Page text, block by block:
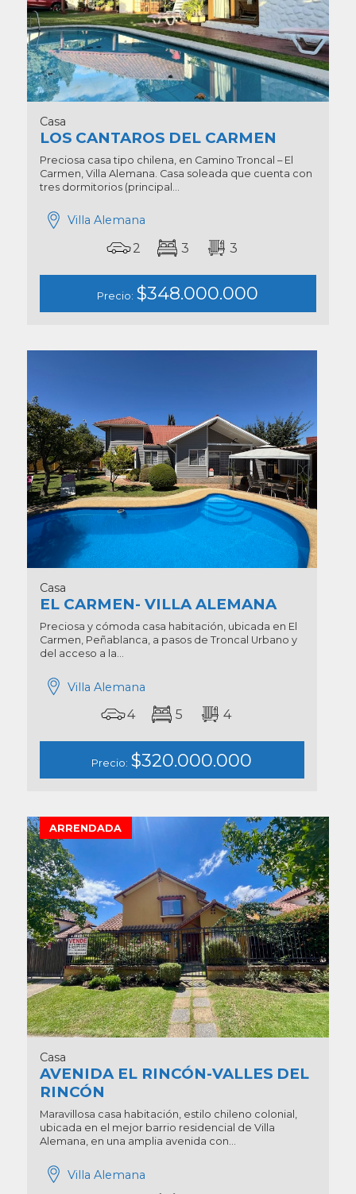
Casa
LOS CANTAROS DEL CARMEN
Preciosa casa tipo chilena, en Camino Troncal – El
Carmen, Villa Alemana. Casa soleada que cuenta con
tres dormitorios (principal...
Villa Alemana
2 3 3
Precio: $348.000.000
Casa
EL CARMEN- VILLA ALEMANA
Preciosa y cómoda casa habitación, ubicada en El
Carmen, Peñablanca, a pasos de Troncal Urbano y
del acceso a la...
Villa Alemana
4 5 4
Precio: $320.000.000
ARRENDADA
Casa
AVENIDA EL RINCÓN-VALLES DEL
RINCÓN
Maravillosa casa habitación, estilo chileno colonial,
ubicada en el mejor barrio residencial de Villa
Alemana, en una amplia avenida con...
Villa Alemana